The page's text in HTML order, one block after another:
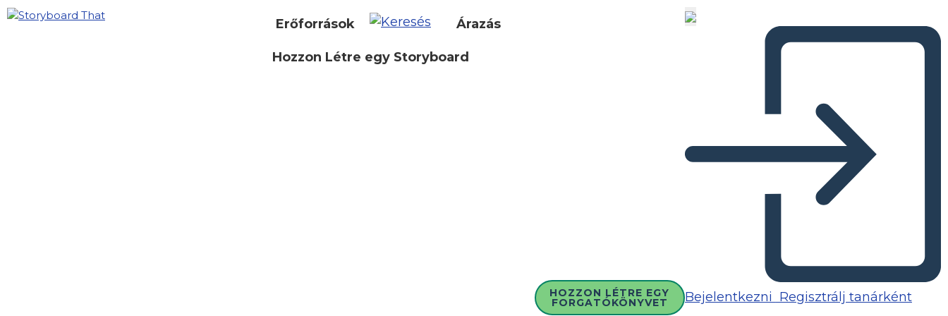
Erőforrások Árazás
Hozzon Létre egy Storyboard
HOZZON LÉTRE EGY
FORGATÓKÖNYVET Bejelentkezni Regisztrálj tanárként